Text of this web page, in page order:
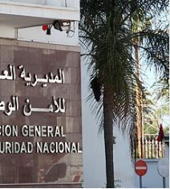
ل
ب
ر
ي
د
ا
ل
ك
ت